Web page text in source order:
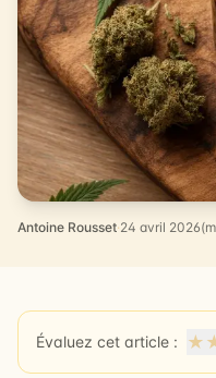
Antoine Rousset·24 avril 2026
Évaluez cet article : ★